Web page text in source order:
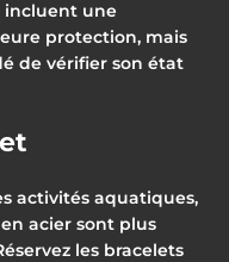
incluent une
protection, mais
de vérifier son état
activités aquatiques,
acier sont plus
les bracelets